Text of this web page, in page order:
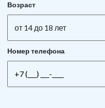
Возраст
от 14 до 18 лет
Номер телефона